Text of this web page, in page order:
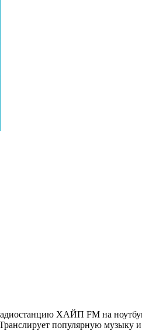
ХАЙП FM на
популярную музыку